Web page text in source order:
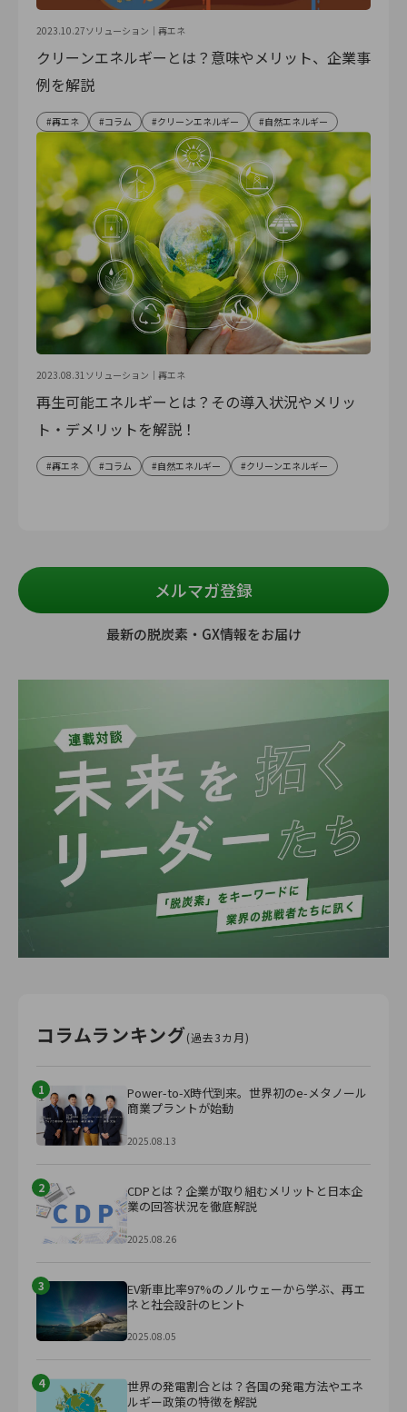
2023.10.27ソリューション｜ 再エネ
クリーンエネルギーとは？意味やメリット、企業事
例を解説
再エネ コラム クリーンエネルギー 自然エネルギー
2023.08.31ソリューション｜ 再エネ
再生可能エネルギーとは？その導入状況やメリッ
ト・デメリットを解説！
再エネ コラム 自然エネルギー クリーンエネルギー
メルマガ登録
最新の脱炭素・GX情報をお届け
コラムランキング(過去3カ月)
1
Power-to-X時代到来。世界初のe-メタノール
商業プラントが始動
2025.08.13
2
CDPとは？企業が取り組むメリットと日本企
業の回答状況を徹底解説
2025.08.26
3
EV新車比率97%のノルウェーから学ぶ、再エ
ネと社会設計のヒント
2025.08.05
4
世界の発電割合とは？各国の発電方法やエネ
ルギー政策の特徴を解説